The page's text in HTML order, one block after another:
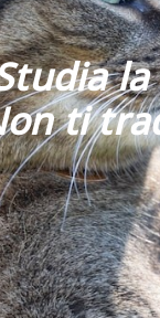
ti